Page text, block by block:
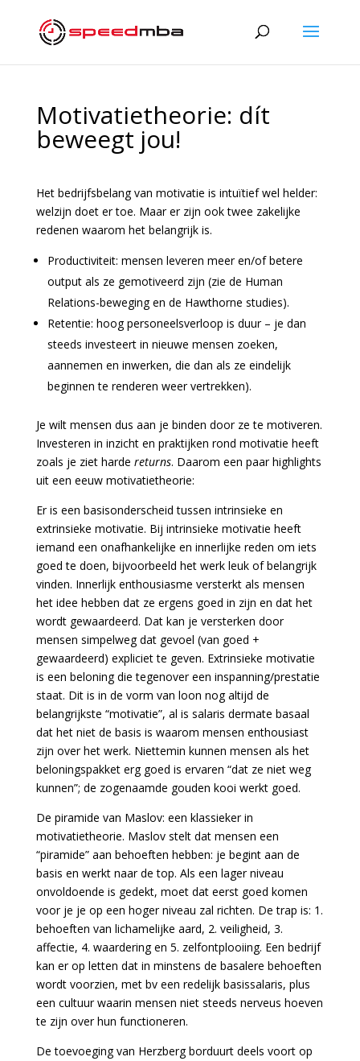
Motivatietheorie: dít
beweegt jou!
Het bedrijfsbelang van motivatie is intuïtief wel helder:
welzijn doet er toe. Maar er zijn ook twee zakelijke
redenen waarom het belangrijk is.
Productiviteit: mensen leveren meer en/of betere
output als ze gemotiveerd zijn (zie de Human
Relations-beweging en de Hawthorne studies).
Retentie: hoog personeelsverloop is duur – je dan
steeds investeert in nieuwe mensen zoeken,
aannemen en inwerken, die dan als ze eindelijk
beginnen te renderen weer vertrekken).
Je wilt mensen dus aan je binden door ze te motiveren.
Investeren in inzicht en praktijken rond motivatie heeft
zoals je ziet harde returns. Daarom een paar highlights
uit een eeuw motivatietheorie:
Er is een basisonderscheid tussen intrinsieke en
extrinsieke motivatie. Bij intrinsieke motivatie heeft
iemand een onafhankelijke en innerlijke reden om iets
goed te doen, bijvoorbeeld het werk leuk of belangrijk
vinden. Innerlijk enthousiasme versterkt als mensen
het idee hebben dat ze ergens goed in zijn en dat het
wordt gewaardeerd. Dat kan je versterken door
mensen simpelweg dat gevoel (van goed +
gewaardeerd) expliciet te geven. Extrinsieke motivatie
is een beloning die tegenover een inspanning/prestatie
staat. Dit is in de vorm van loon nog altijd de
belangrijkste “motivatie”, al is salaris dermate basaal
dat het niet de basis is waarom mensen enthousiast
zijn over het werk. Niettemin kunnen mensen als het
beloningspakket erg goed is ervaren “dat ze niet weg
kunnen”; de zogenaamde gouden kooi werkt goed.
De piramide van Maslov: een klassieker in
motivatietheorie. Maslov stelt dat mensen een
“piramide” aan behoeften hebben: je begint aan de
basis en werkt naar de top. Als een lager niveau
onvoldoende is gedekt, moet dat eerst goed komen
voor je je op een hoger niveau zal richten. De trap is: 1.
behoeften van lichamelijke aard, 2. veiligheid, 3.
affectie, 4. waardering en 5. zelfontplooiing. Een bedrijf
kan er op letten dat in minstens de basalere behoeften
wordt voorzien, met bv een redelijk basissalaris, plus
een cultuur waarin mensen niet steeds nerveus hoeven
te zijn over hun functioneren.
De toevoeging van Herzberg borduurt deels voort op